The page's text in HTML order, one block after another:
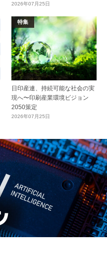
2026年07月25日
特集
日印産連、持続可能な社会の実
現へ〜印刷産業環境ビジョン
2050策定
2026年07月25日